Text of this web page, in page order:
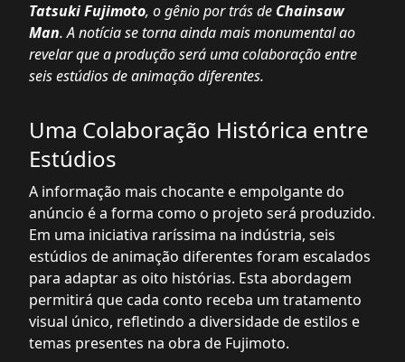
Tatsuki Fujimoto, o gênio por trás de Chainsaw
Man. A notícia se torna ainda mais monumental ao
revelar que a produção será uma colaboração entre
seis estúdios de animação diferentes.
Uma Colaboração Histórica entre
Estúdios
A informação mais chocante e empolgante do
anúncio é a forma como o projeto será produzido.
Em uma iniciativa raríssima na indústria, seis
estúdios de animação diferentes foram escalados
para adaptar as oito histórias. Esta abordagem
permitirá que cada conto receba um tratamento
visual único, refletindo a diversidade de estilos e
temas presentes na obra de Fujimoto.